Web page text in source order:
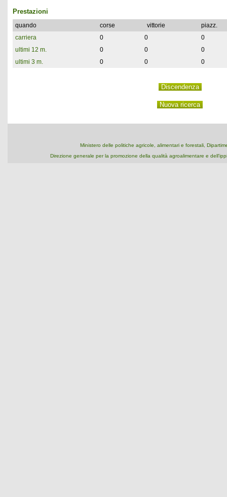
Prestazioni
quando corse vittorie
piazz.
carriera
0 0
0
ultimi 12 m.
0 0
0
ultimi 3 m.
0 0 0
Ministero delle politiche agricole, alimentari e forestali,
Direzione generale per la promozione della qualità agroalimentare e